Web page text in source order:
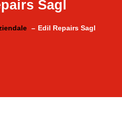
Sagl
Edil Repairs Sagl